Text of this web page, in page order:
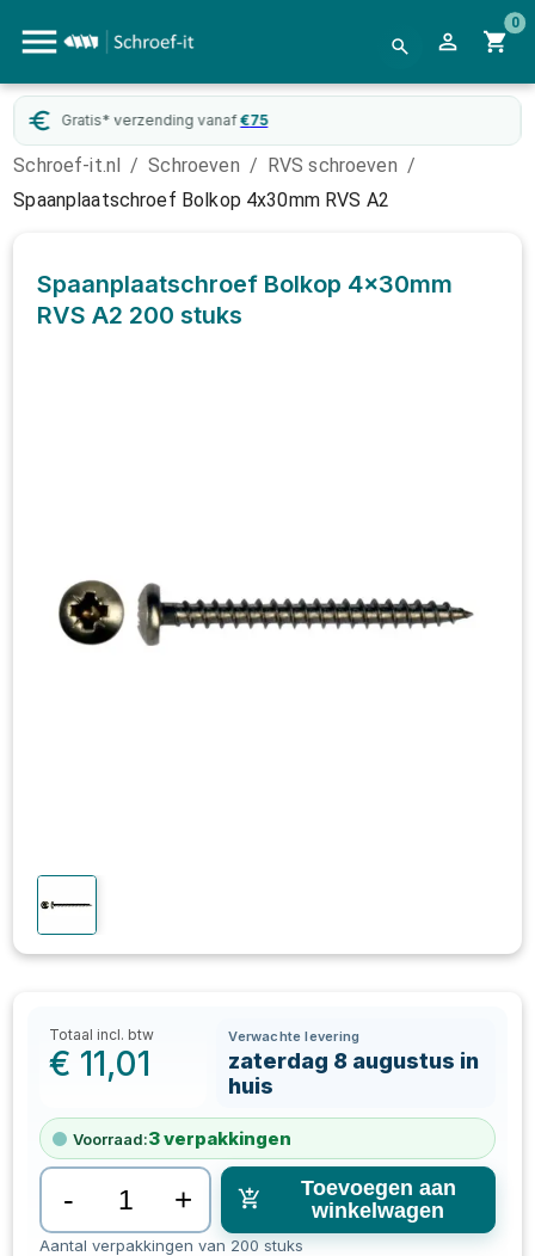
0
Gratis* verzending vanaf €75
Schroef-it.nl / Schroeven / RVS schroeven /
Spaanplaatschroef Bolkop 4x30mm RVS A2
Spaanplaatschroef Bolkop 4x30mm
RVS A2 200 stuks
Totaal incl. btw
€ 11,01
Verwachte levering
zaterdag 8 augustus in
huis
Voorraad:3verpakkingen
- +
Toevoegen aan
winkelwagen
Aantal verpakkingen van 200 stuks